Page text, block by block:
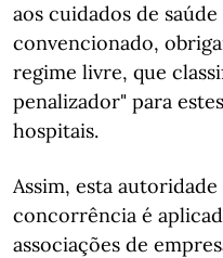
aos cuidados de
convencionado,
regime livre, que
penalizador" para
hospitais.
Assim, esta
concorrência é
associações de